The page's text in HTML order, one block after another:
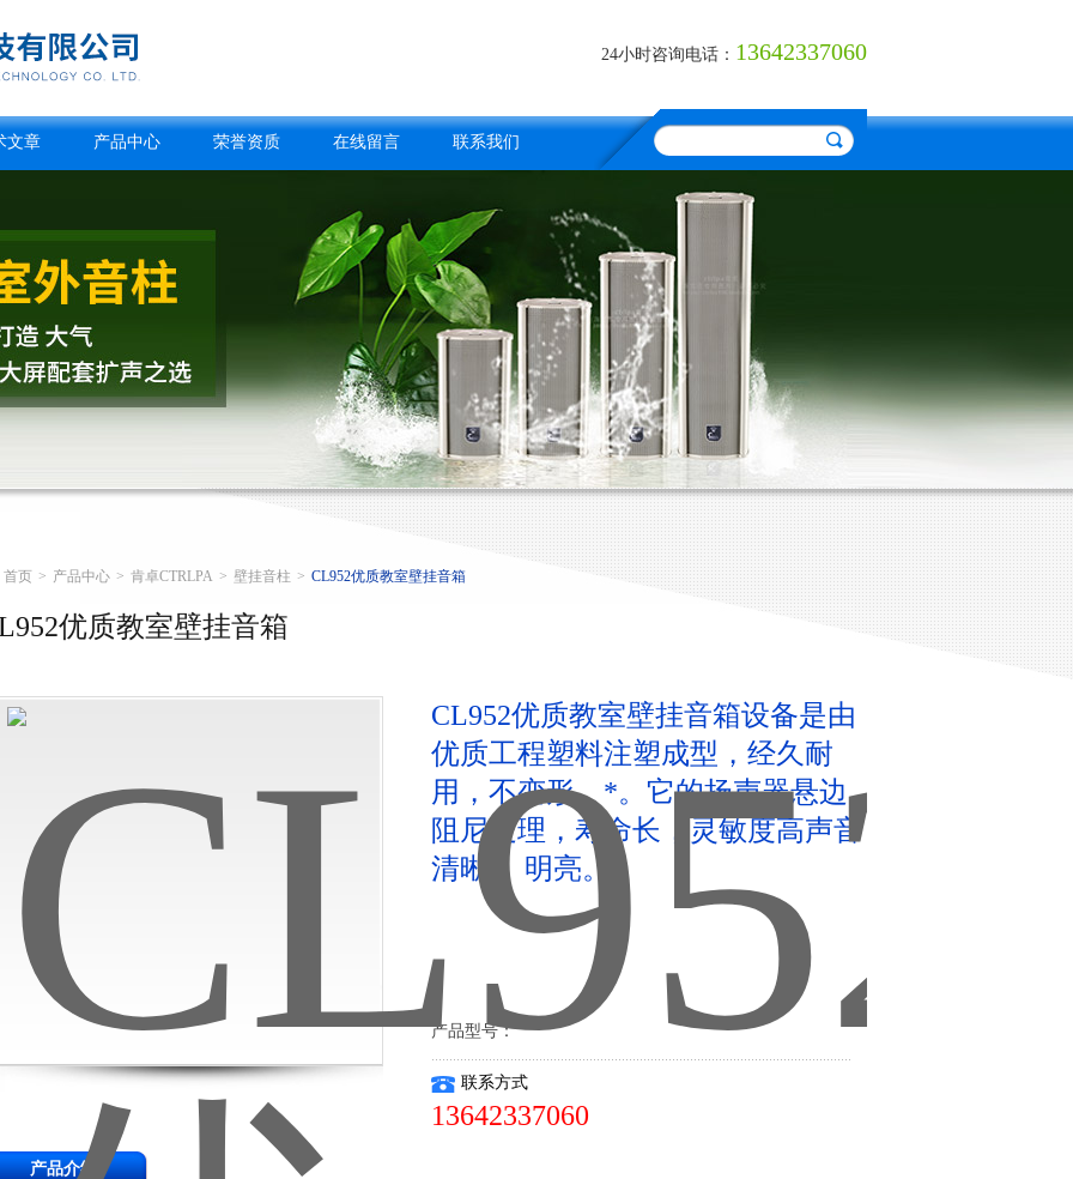
24小时咨询电话： 13642337060
文章 产品中心 荣誉资质 在线留言 联系我们
首页 > 产品中心 > 肯卓CTRLPA > 壁挂音柱 > CL952优质教室壁挂音箱
优质教室壁挂音箱
CL952优质教室壁挂音箱设备是由
优质工程塑料注塑成型，经久耐
用，不变形，*。它的扬声器悬边
阻尼处理，寿命长，灵敏度高声音
清晰、 明亮。
产品型号：
联系方式
13642337060
产品介绍